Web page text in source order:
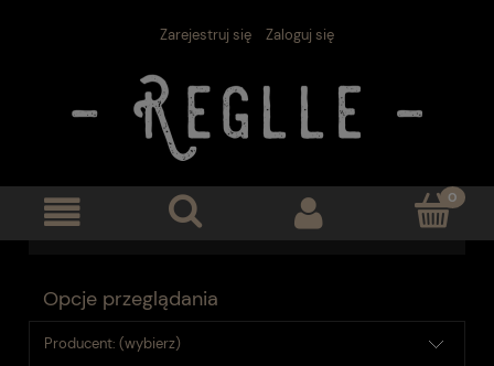
Zarejestruj się Zaloguj się
Opcje przeglądania
Producent: (wybierz)